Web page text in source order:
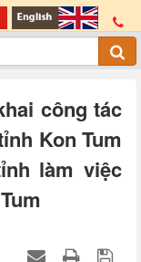
công tác
Kon Tum
làm việc